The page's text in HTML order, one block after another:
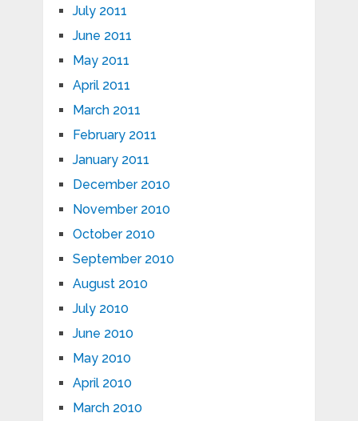
July 2011
June 2011
May 2011
April 2011
March 2011
February 2011
January 2011
December 2010
November 2010
October 2010
September 2010
August 2010
July 2010
June 2010
May 2010
April 2010
March 2010